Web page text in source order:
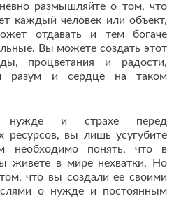
размышляйте о том, что
каждый человек или объект,
отдавать и тем богаче
Вы можете создать этот
процветания и радости,
разум и сердце на таком
нужде и страхе перед
ресурсов, вы лишь усугубите
необходимо понять, что в
живете в мире нехватки. Но
что вы создали ее своими
о нужде и постоянным